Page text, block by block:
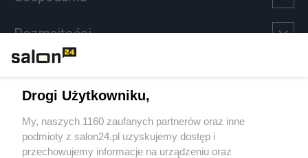
Rozmaitości
Sport
Społeczeństwo
Drogi Użytkowniku,
My, naszych 1160 zaufanych partnerów oraz inne
podmioty z salon24.pl uzyskujemy dostęp i
przechowujemy informacje na urządzeniu oraz